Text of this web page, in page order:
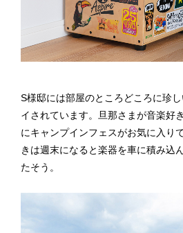
S様邸には部屋のところどころに珍
イされています。旦那さまが音楽好
にキャンプインフェスがお気に入り
きは週末になると楽器を車に積み込
たそう。